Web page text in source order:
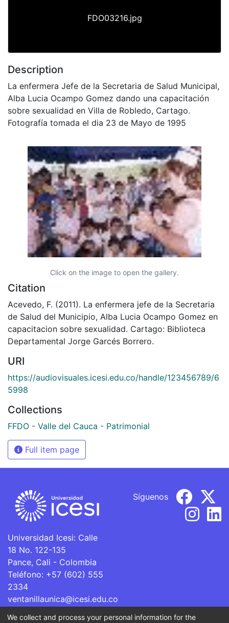
FDO03216.jpg
Description
La enfermera Jefe de la Secretaria de Salud Municipal,
Alba Lucia Ocampo Gomez dando una capacitación
sobre sexualidad en Villa de Robledo, Cartago.
Fotografía tomada el dia 23 de Mayo de 1995
Click on the image to open the gallery.
Citation
Acevedo, F. (2011). La enfermera jefe de la Secretaria
de Salud del Municipio, Alba Lucia Ocampo Gomez en
capacitacion sobre sexualidad. Cartago: Biblioteca
Departamental Jorge Garcés Borrero.
URI
https://audiovisuales.icesi.edu.co/handle/123456789/6
5998
Collections
FFDO - Valle del Cauca - Patrimonial
Full item page
Universidad Icesi: Calle
18 No. 122-135
Pance, Cali - Colombia
Teléfono: +57 (602) 555
2334
ventanillaunica@icesi.edu.co
Síguenos
We collect and process your personal information for the